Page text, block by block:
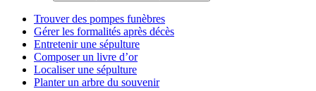
Trouver des pompes funèbres
Gérer les formalités après décès
Entretenir une sépulture
Composer un livre d’or
Localiser une sépulture
Planter un arbre du souvenir